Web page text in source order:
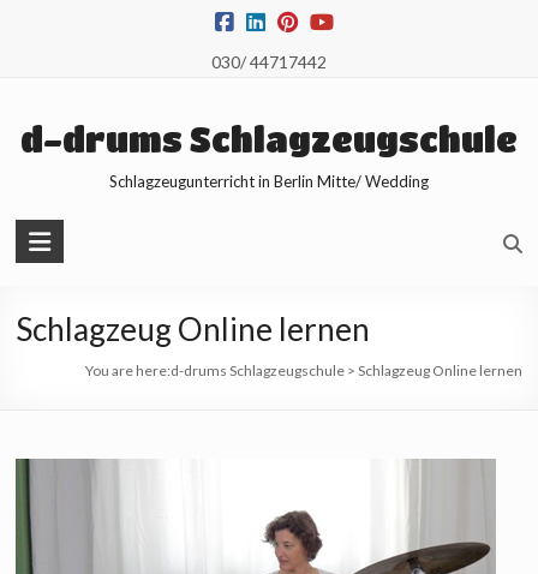
030/ 44717442
d-drums Schlagzeugschule
Schlagzeugunterricht in Berlin Mitte/ Wedding
Schlagzeug Online lernen
You are here:d-drums Schlagzeugschule> Schlagzeug Online lernen